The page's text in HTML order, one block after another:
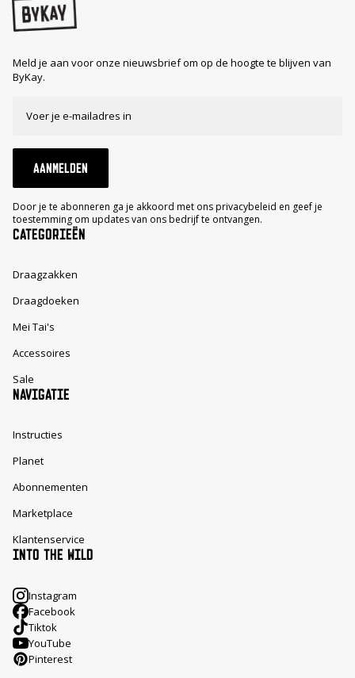
Meld je aan voor onze nieuwsbrief om op de hoogte te blijven van
ByKay.
AANMELDEN
Door je te abonneren ga je akkoord met ons privacybeleid en geef je
toestemming om updates van ons bedrijf te ontvangen.
CATEGORIEËN
Draagzakken
Draagdoeken
Mei Tai's
Accessoires
Sale
NAVIGATIE
Instructies
Planet
Abonnementen
Marketplace
Klantenservice
INTO THE WILD
Instagram
Facebook
Tiktok
YouTube
Pinterest